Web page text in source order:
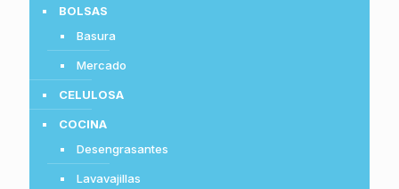
BOLSAS
Basura
Mercado
CELULOSA
COCINA
Desengrasantes
Lavavajillas